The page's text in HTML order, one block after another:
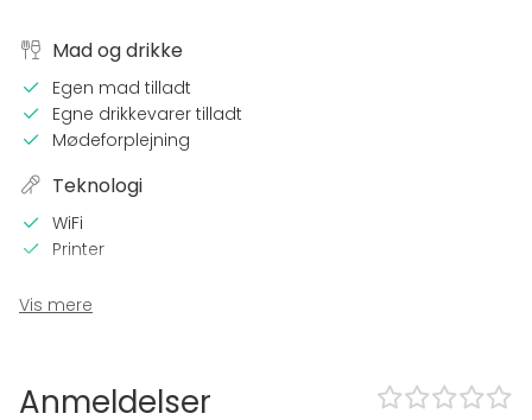
Mad og drikke
Egen mad tilladt
Egne drikkevarer tilladt
Mødeforplejning
Teknologi
WiFi
Printer
Parkering
Vis mere
Anmeldelser